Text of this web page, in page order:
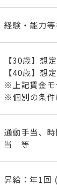
経験・能力
【30歳】想
【40歳】想
※上記賃金モ
※個別の条件
通動手当、
当 等
昇給：年1回